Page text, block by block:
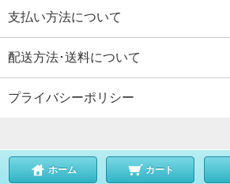
支払い方法について
配送方法･送料について
プライバシーポリシー
ホーム カート